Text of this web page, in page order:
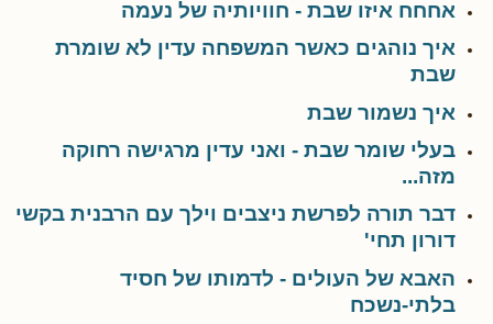
אחחח איזו שבת - חוויותיה של נעמה
איך נוהגים כאשר המשפחה עדין לא שומרת
שבת
איך נשמור שבת
בעלי שומר שבת - ואני עדין מרגישה רחוקה
מזה...
דבר תורה לפרשת ניצבים וילך עם הרבנית בקשי
דורון תחי'
האבא של העולים - לדמותו של חסיד
בלתי-נשכח